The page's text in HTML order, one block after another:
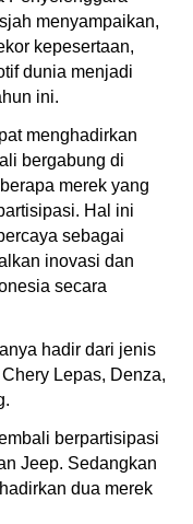
menyampaikan,
kepesertaan,
dunia menjadi
ini.
menghadirkan
bergabung di
merek yang
Hal ini
sebagai
inovasi dan
secara
hadir dari jenis
Lepas, Denza,
berpartisipasi
Jeep. Sedangkan
dua merek